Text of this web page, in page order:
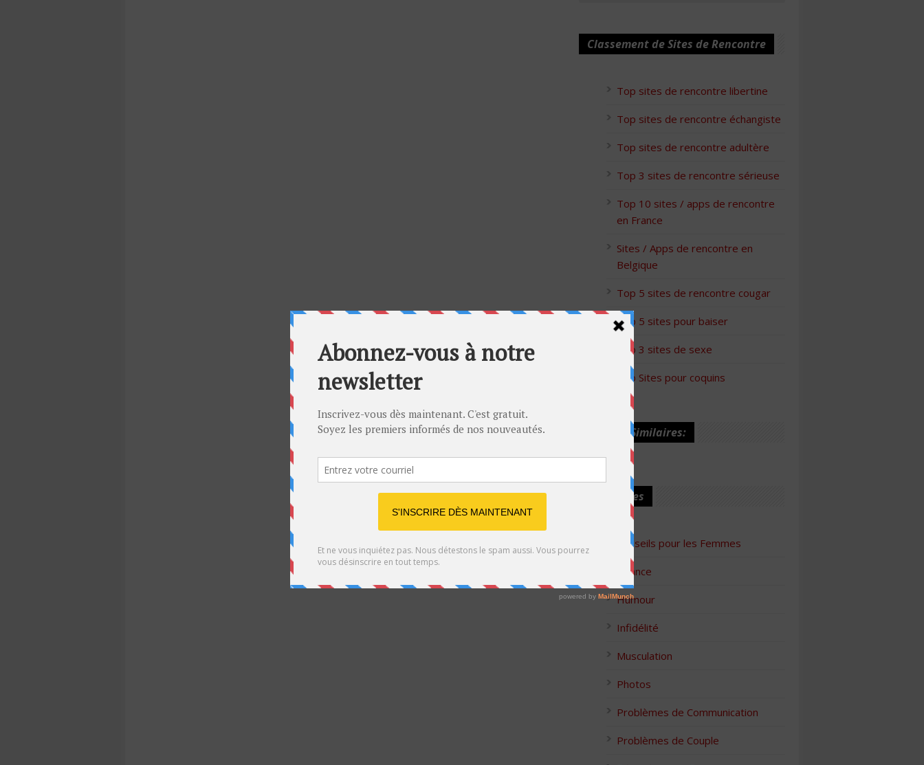
Classement de Sites de Rencontre
Top sites de rencontre libertine
Top sites de rencontre échangiste
Top sites de rencontre adultère
Top 3 sites de rencontre sérieuse
Top 10 sites / apps de rencontre
en France
Sites / Apps de rencontre en
Belgique
Top 5 sites de rencontre cougar
Top 5 sites pour baiser
Top 3 sites de sexe
Top Sites pour coquins
Articles Similaires:
Catégories
Conseils pour les Femmes
Finance
Humour
Infidélité
Musculation
Photos
Problèmes de Communication
Problèmes de Couple